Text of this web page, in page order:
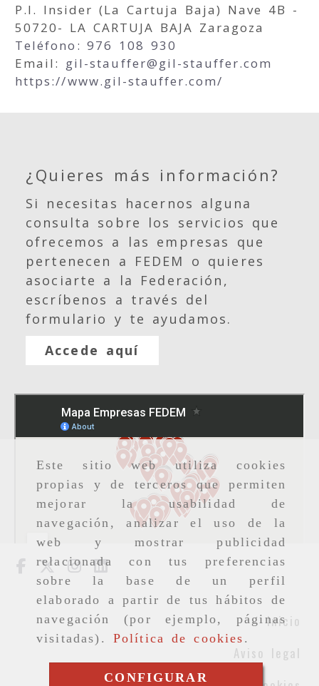
Este sitio web utiliza cookies
propias y de terceros que permiten
mejorar la usabilidad de
navegación, analizar el uso de la
web y mostrar publicidad
relacionada con tus preferencias
sobre la base de un perfil
elaborado a partir de tus hábitos de
navegación (por ejemplo, páginas
visitadas). Política de cookies .
CONFIGURAR
P.I. Insider (La Cartuja Baja) Nave 4B -
50720- LA CARTUJA BAJA Zaragoza
Teléfono: 976 108 930
Email: gil-stauffer
gil-stauffer.com
https://www.gil-stauffer.com/
¿Quieres más información?
Si necesitas hacernos alguna
consulta sobre los servicios que
ofrecemos a las empresas que
pertenecen a FEDEM o quieres
asociarte a la Federación,
escríbenos a través del
formulario y te ayudamos.
Accede aquí
Inicio
Aviso legal